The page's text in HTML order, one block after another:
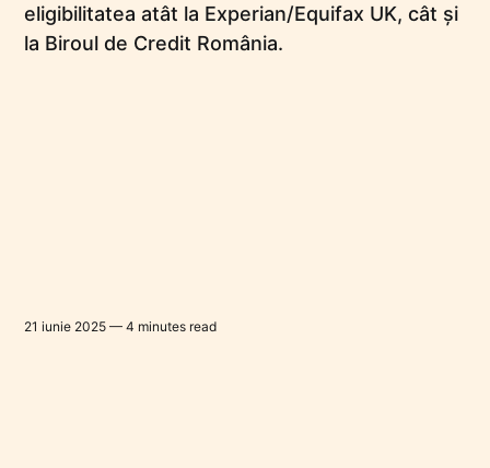
eligibilitatea atât la Experian/Equifax UK, cât și
la Biroul de Credit România.
21 iunie 2025 — 4 minutes read